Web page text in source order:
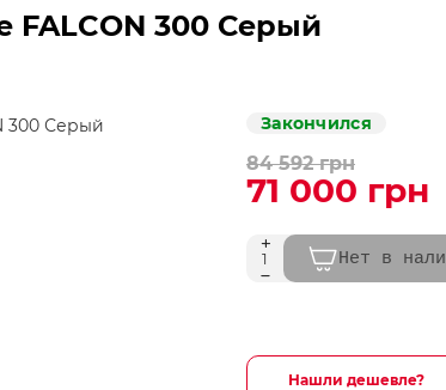
FALCON 300 Серый
Закончился
84 592 грн
71 000 грн
Нет в
Нашли дешевле?